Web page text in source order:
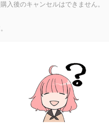
入後のキャンセルはできません。